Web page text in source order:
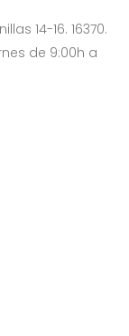
14-16. 16370.
de 9:00h a